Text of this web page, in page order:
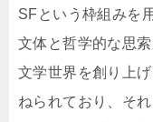
SFという枠組みを
文体と哲学的な思
文学世界を創り上
ねられており、そ